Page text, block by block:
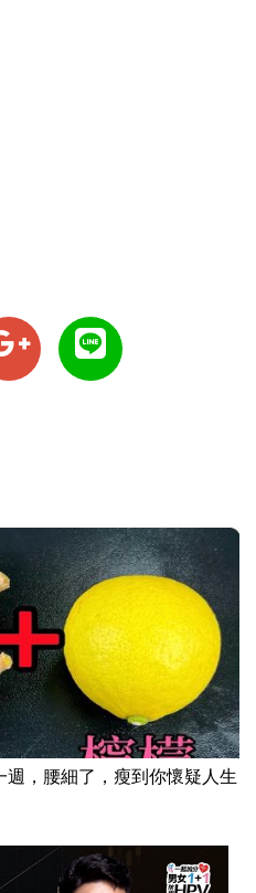
，腰細了，瘦到你懷疑人生